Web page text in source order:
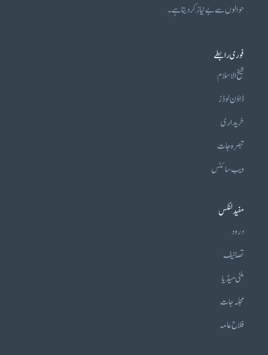
حوالوں سے بے نیاز کر دیتا ہے۔
فوری رابطے
شیخ الاسلام
ڈاؤن لوڈز
خریداری
تبصرہ جات
ویب سائٹس
مفید لنکس
درود
تصانیف
ملٹی میڈیا
مجلہ جات
فلاح عامہ